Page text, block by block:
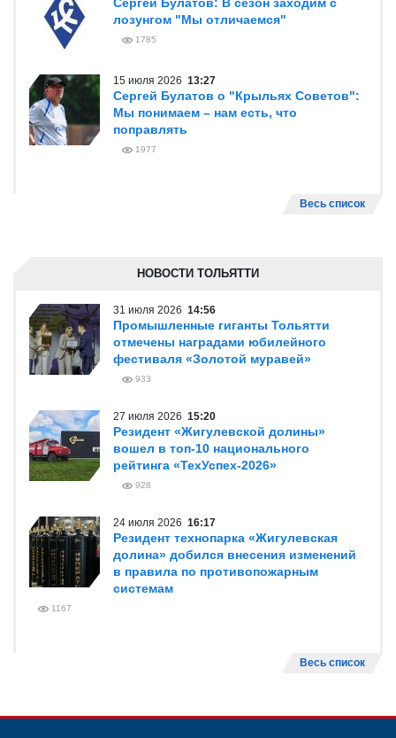
лозунгом "Мы отличаемся"
1785
15 июля 2026 13:27
Сергей Булатов о "Крыльях Советов":
Мы понимаем – нам есть, что
поправлять
1977
Весь список
НОВОСТИ ТОЛЬЯТТИ
31 июля 2026 14:56
Промышленные гиганты Тольятти
отмечены наградами юбилейного
фестиваля «Золотой муравей»
933
27 июля 2026 15:20
Резидент «Жигулевской долины»
вошел в топ-10 национального
рейтинга «ТехУспех-2026»
928
24 июля 2026 16:17
Резидент технопарка «Жигулевская
долина» добился внесения изменений
в правила по противопожарным
системам
1167
Весь список